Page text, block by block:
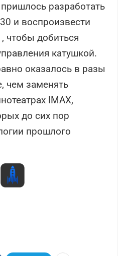
разработать
и воспроизвести
чтобы добиться
катушкой.
оказалось в разы
чем заменять
IMAX,
до сих пор
прошлого